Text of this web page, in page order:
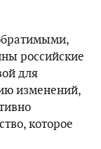
российские
для
изменений,
которое